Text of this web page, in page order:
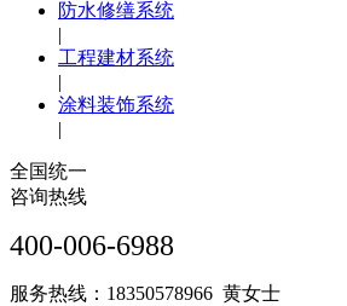
防水修缮系统
|
工程建材系统
|
涂料装饰系统
|
全国统一
咨询热线
400-006-6988
服务热线：18350578966 黄女士